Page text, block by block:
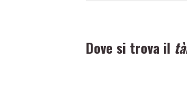
Dove si trova il